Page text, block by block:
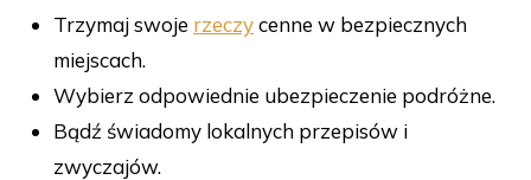
Trzymaj swoje rzeczycenne w bezpiecznych
miejscach.
Wybierz odpowiednie ubezpieczenie podróżne.
Bądź świadomy lokalnych przepisów i
zwyczajów.